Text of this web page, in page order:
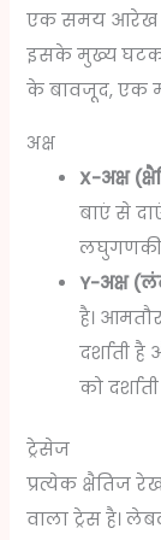
एक समय आरेख
इसके मुख्य
के बावजूद, एक
अक्ष
X-अक्ष
बाएं से
Y-अक्ष
है।
दर्शाती
को दर्शाती
ट्रेसेज
प्रत्येक क्षैतिज
वाला ट्रेस है।